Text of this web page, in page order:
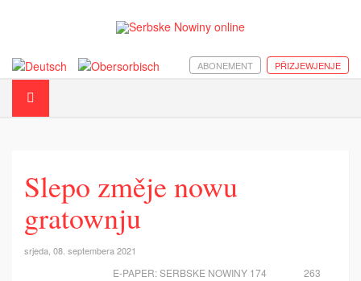
PŘIZJEWJENJE
ABONEMENT
Slepo změje nowu
gratownju
srjeda, 08. septembera 2021
263
E-PAPER:SERBSKE NOWINY 174